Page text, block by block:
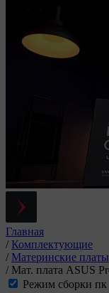
Главная
/ Комплектующие
/ Материнские платы
/ Мат. плата ASUS
Режим сборки пк